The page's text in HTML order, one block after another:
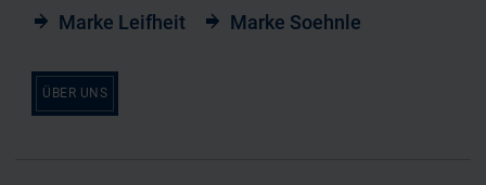
Marke Leifheit Marke Soehnle
ÜBER UNS